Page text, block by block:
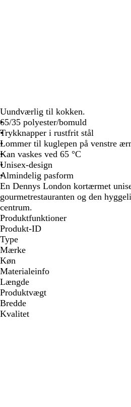
Uundværlig til kokken.
65/35 polyester/bomuld
Trykknapper i rustfrit stål
Lommer til kuglepen på venstre
Kan vaskes ved 65 °C
Unisex-design
Almindelig pasform
En Dennys London kortærmet
gourmetrestauranten og den
centrum.
Produktfunktioner
Produkt-ID
Type
Mærke
Køn
Materialeinfo
Længde
Produktvægt
Bredde
Kvalitet